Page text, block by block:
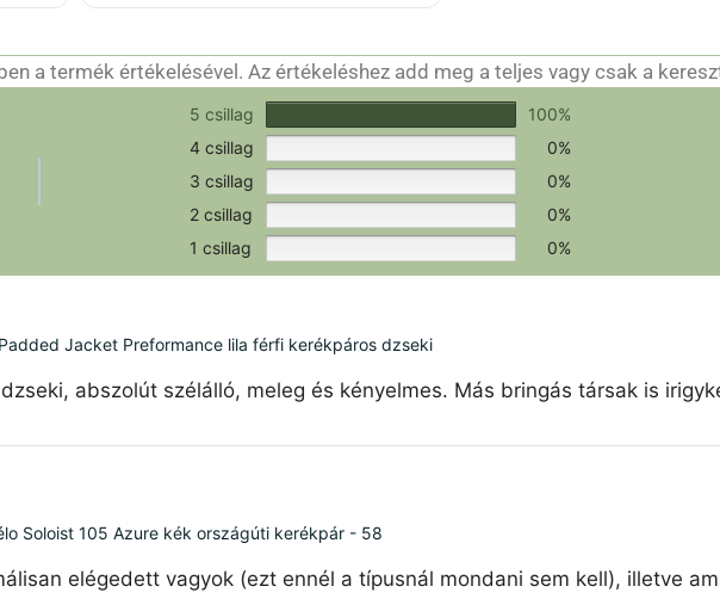
Értékeld a terméket!
a termék értékelésével. Az értékeléshez add meg a teljes vagy csak a
csak a hitelesítéshez szükséges.
5 csillag
100%
4 csillag
0%
3 csillag
0%
2 csillag
0%
1 csillag
0%
Jacket Preformance lila férfi kerékpáros dzseki
abszolút szélálló, meleg és kényelmes. Más bringás társak is
Soloist 105 Azure kék országúti kerékpár - 58
elégedett vagyok (ezt ennél a típusnál mondani sem kell), illetve